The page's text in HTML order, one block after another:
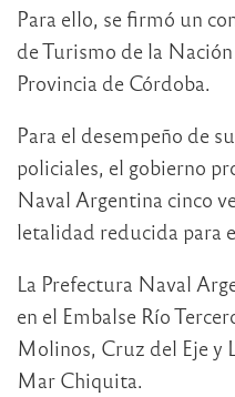
Para ello, se firmó un
de Turismo de la
Provincia de Córdoba.
Para el desempeño de
policiales, el gobierno
Naval Argentina cinco
letalidad reducida para
La Prefectura Naval
en el Embalse Río
Molinos, Cruz del Eje y
Mar Chiquita.